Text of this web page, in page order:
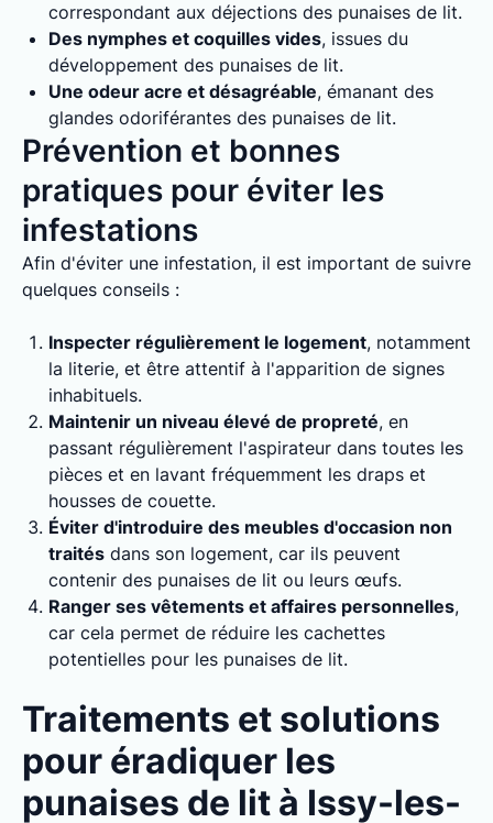
correspondant aux déjections des punaises de lit.
Des nymphes et coquilles vides, issues du
développement des punaises de lit.
Une odeur acre et désagréable, émanant des
glandes odoriférantes des punaises de lit.
Prévention et bonnes
pratiques pour éviter les
infestations
Afin d'éviter une infestation, il est important de suivre
quelques conseils :
Inspecter régulièrement le logement, notamment
la literie, et être attentif à l'apparition de signes
inhabituels.
Maintenir un niveau élevé de propreté, en
passant régulièrement l'aspirateur dans toutes les
pièces et en lavant fréquemment les draps et
housses de couette.
Éviter d'introduire des meubles d'occasion non
traités dans son logement, car ils peuvent
contenir des punaises de lit ou leurs œufs.
Ranger ses vêtements et affaires personnelles,
car cela permet de réduire les cachettes
potentielles pour les punaises de lit.
Traitements et solutions
pour éradiquer les
punaises de lit à Issy-les-